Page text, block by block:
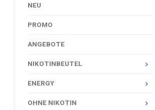
NEU
PROMO
ANGEBOTE
NIKOTINBEUTEL
ENERGY
OHNE NIKOTIN